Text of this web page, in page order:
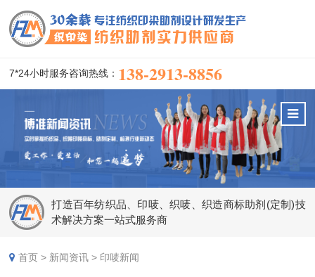
7*24小时服务咨询热线： 138-2913-8856
打造百年纺织品、印唛、织唛、织造商标助剂(定制)技
术解决方案一站式服务商
首页 > 新闻资讯 > 印唛新闻